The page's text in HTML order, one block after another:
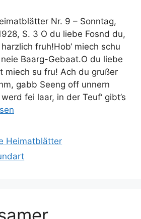
Nr. 9 – Sonntag,
S. 3 O du liebe Fosnd du,
fruh!Hob‘ miech schu
Baarg-Gebaat.O du liebe
miech su fru! Ach du grußer
gabb Seeng off unnern
fei laar, in der Teuf‘ gibt’s
Heimatblätter